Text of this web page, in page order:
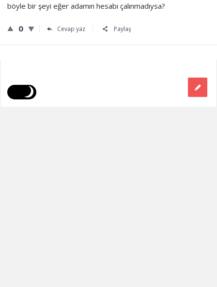
böyle bir şeyi eğer adamın hesabı çalınmadıysa?
0 Cevap yaz Paylaş